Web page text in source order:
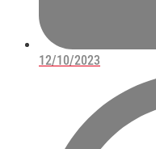
12/10/2023